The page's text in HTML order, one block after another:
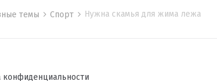
темы Спорт Нужна скамья для жима лежа
конфиденциальности